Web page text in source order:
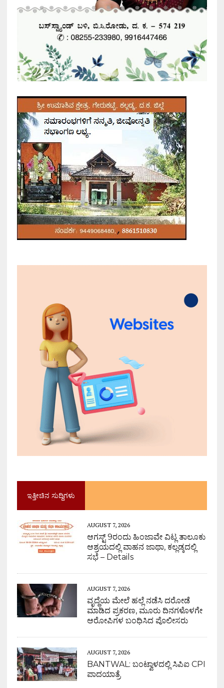
ಇತ್ತೀಚಿನ ಸುದ್ದಿಗಳು
AUGUST 7, 2026
ಆಗಸ್ಟ್ 9ರಂದು ಹಿಂಜಾವೇ ವಿಟ್ಲ ತಾಲೂಕು
ಆಶ್ರಯದಲ್ಲಿ ವಾಹನ ಜಾಥಾ, ಕಲ್ಲಡ್ಕದಲ್ಲಿ
ಸಭೆ – Details
AUGUST 7, 2026
ವೃದ್ಧೆಯ ಮೇಲೆ ಹಲ್ಲೆ ನಡೆಸಿ ದರೋಡೆ
ಮಾಡಿದ ಪ್ರಕರಣ, ಮೂರು ದಿನಗಳೊಳಗೇ
ಆರೋಪಿಗಳ ಬಂಧಿಸಿದ ಪೊಲೀಸರು
AUGUST 7, 2026
BANTWAL: ಬಂಟ್ವಾಳದಲ್ಲಿ ಸಿಪಿಐ CPI
ಪಾದಯಾತ್ರೆ